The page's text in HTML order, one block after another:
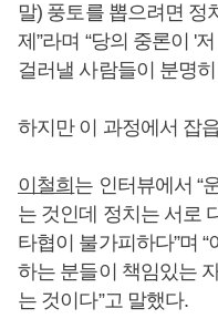
말) 풍토를 뽑으려면 정
제”라며 “당의 중론이 '
걸러낼 사람들이 분명
하지만 이 과정에서 잡
이철희 는 인터뷰에서 “
는 것인데 정치는 서로
타협이 불가피하다”며
하는 분들이 책임있는
는 것이다”고 말했다.